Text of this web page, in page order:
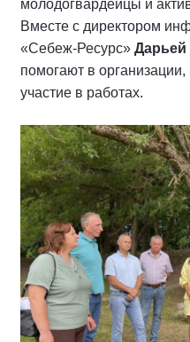
молодогвардейцы и
Вместе с директором
«Себеж-Ресурс» Дарьей
помогают в
участие в работах.